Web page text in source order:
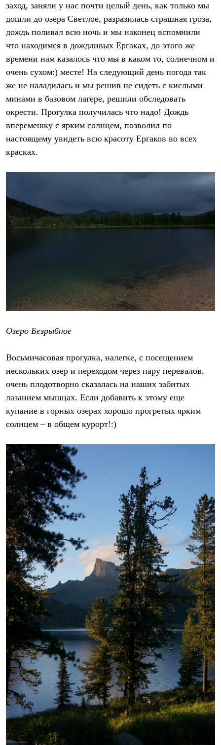
заход, заняли у нас почти целый день, как только мы
дошли до озера Светлое, разразилась страшная гроза,
дождь поливал всю ночь и мы наконец вспомнили
что находимся в дождливых Ергаках, до этого же
времени нам казалось что мы в каком то, солнечном и
очень сухом:) месте! На следующий день погода так
же не наладилась и мы решив не сидеть с кислыми
минами в базовом лагере, решили обследовать
окрести. Прогулка получилась что надо! Дождь
вперемешку с ярким солнцем, позволил по
настоящему увидеть всю красоту Ергаков во всех
красках.
Озеро Безрыбное
Восьмичасовая прогулка, налегке, с посещением
нескольких озер и переходом через пару перевалов,
очень плодотворно сказалась на наших забитых
лазанием мышцах. Если добавить к этому еще
купание в горных озерах хорошо прогретых ярким
солнцем – в общем курорт!:)